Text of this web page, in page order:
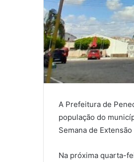
A Prefeitura de
população do
Semana de
Na próxima quarta-